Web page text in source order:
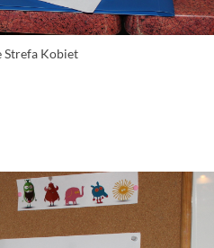
Strefa Kobiet